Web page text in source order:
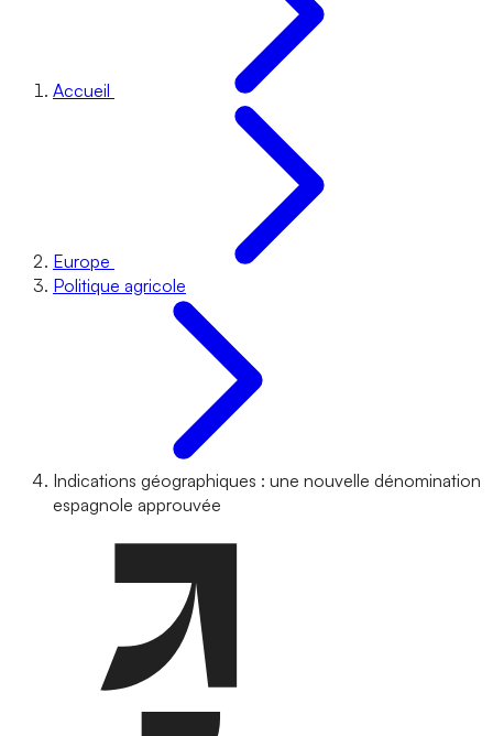
Accueil
Europe
Politique agricole
Indications géographiques : une nouvelle dénomination
espagnole approuvée